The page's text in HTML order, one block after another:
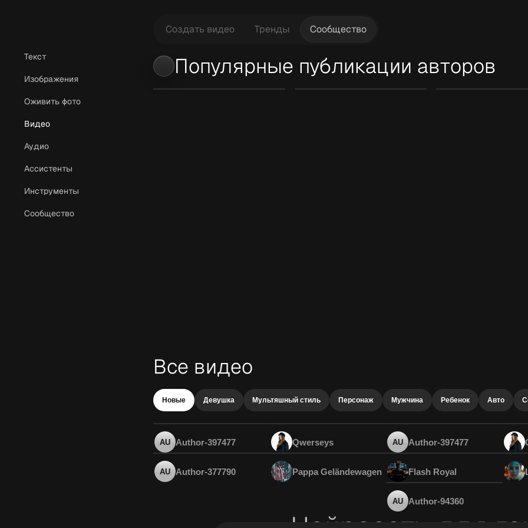
Текст
Изображения
Оживить фото
Видео
Аудио
Ассистенты
Инструменты
Сообщество
Создать видео Тренды Сообщество
Популярные публикации авторов
Tuti Tuti Tuti
Все видео
Новые Девушка Мультяшный стиль Персонаж Мужчина Ребенок Авто
AU Author-397477
AU Author-377790
Qwerseys
Pappa Geländewagen
AU Author-397477
Flash Royal
AU Author-94360